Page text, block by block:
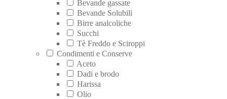
Bevande gassate
Bevande Solubili
Birre analcoliche
Succhi
Tè Freddo e Sciroppi
Condimenti e Conserve
Aceto
Dadi e brodo
Harissa
Olio